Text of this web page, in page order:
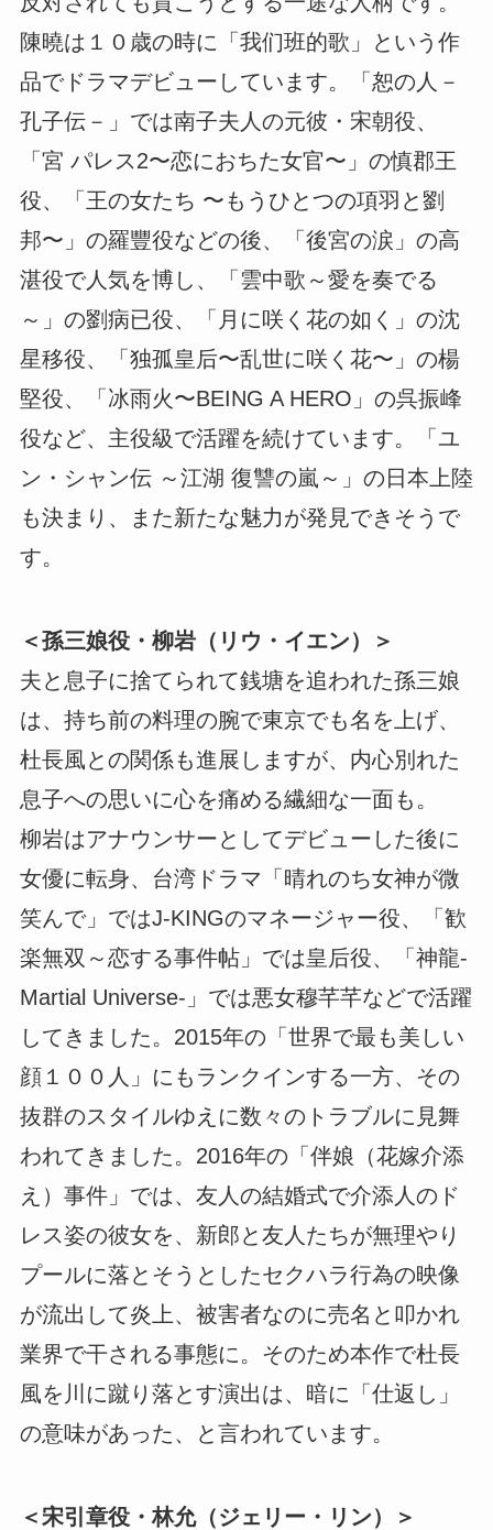
陳曉は１０歳の時に「我们班的歌」という作
品でドラマデビューしています。「恕の人－
孔子伝－」では南子夫人の元彼・宋朝役、
「宮 パレス2〜恋におちた女官〜」の慎郡王
役、「王の女たち 〜もうひとつの項羽と劉
邦〜」の羅豐役などの後、「後宮の涙」の高
湛役で人気を博し、「雲中歌～愛を奏でる
～」の劉病已役、「月に咲く花の如く」の沈
星移役、「独孤皇后〜乱世に咲く花〜」の楊
堅役、「冰雨火〜BEING A HERO」の呉振峰
役など、主役級で活躍を続けています。「ユ
ン・シャン伝 ～江湖 復讐の嵐～」の日本上陸
も決まり、また新たな魅力が発見できそうで
す。
＜孫三娘役・柳岩（リウ・イエン）＞
夫と息子に捨てられて銭塘を追われた孫三娘
は、持ち前の料理の腕で東京でも名を上げ、
杜長風との関係も進展しますが、内心別れた
息子への思いに心を痛める繊細な一面も。
柳岩はアナウンサーとしてデビューした後に
女優に転身、台湾ドラマ「晴れのち女神が微
笑んで」ではJ-KINGのマネージャー役、「歓
楽無双～恋する事件帖」では皇后役、「神龍-
Martial Universe-」では悪女穆芊芊などで活躍
してきました。2015年の「世界で最も美しい
顔１００人」にもランクインする一方、その
抜群のスタイルゆえに数々のトラブルに見舞
われてきました。2016年の「伴娘（花嫁介添
え）事件」では、友人の結婚式で介添人のド
レス姿の彼女を、新郎と友人たちが無理やり
プールに落とそうとしたセクハラ行為の映像
が流出して炎上、被害者なのに売名と叩かれ
業界で干される事態に。そのため本作で杜長
風を川に蹴り落とす演出は、暗に「仕返し」
の意味があった、と言われています。
＜宋引章役・林允（ジェリー・リン）＞